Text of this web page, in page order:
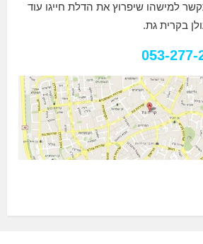
למישהו שיפרוץ את הדלת חייגו עוד
בקרית גת.